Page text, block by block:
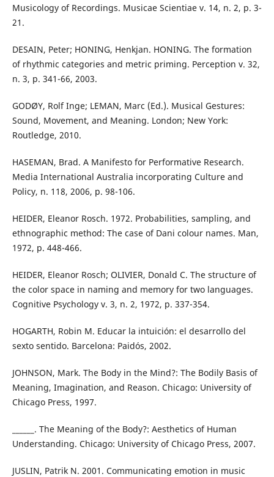
Musicology of Recordings. Musicae Scientiae v. 14, n. 2, p. 3-
21.
DESAIN, Peter; HONING, Henkjan. HONING. The formation
of rhythmic categories and metric priming. Perception v. 32,
n. 3, p. 341-66, 2003.
GODØY, Rolf Inge; LEMAN, Marc (Ed.). Musical Gestures:
Sound, Movement, and Meaning. London; New York:
Routledge, 2010.
HASEMAN, Brad. A Manifesto for Performative Research.
Media International Australia incorporating Culture and
Policy, n. 118, 2006, p. 98-106.
HEIDER, Eleanor Rosch. 1972. Probabilities, sampling, and
ethnographic method: The case of Dani colour names. Man,
1972, p. 448-466.
HEIDER, Eleanor Rosch; OLIVIER, Donald C. The structure of
the color space in naming and memory for two languages.
Cognitive Psychology v. 3, n. 2, 1972, p. 337-354.
HOGARTH, Robin M. Educar la intuición: el desarrollo del
sexto sentido. Barcelona: Paidós, 2002.
JOHNSON, Mark. The Body in the Mind?: The Bodily Basis of
Meaning, Imagination, and Reason. Chicago: University of
Chicago Press, 1997.
______. The Meaning of the Body?: Aesthetics of Human
Understanding. Chicago: University of Chicago Press, 2007.
JUSLIN, Patrik N. 2001. Communicating emotion in music